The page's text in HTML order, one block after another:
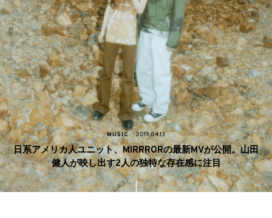
MUSIC 2019.04.13
日系アメリカ人ユニット、MIRRRORの最新MVが公開。山田
健人が映し出す2人の独特な存在感に注目